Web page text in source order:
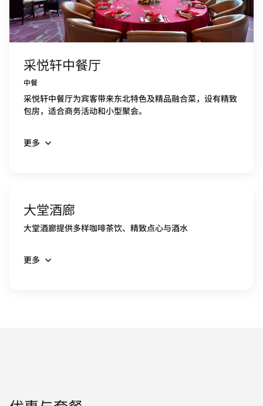
采悦轩中餐厅
中餐
采悦轩中餐厅为宾客带来东北特色及精品融合菜，设有精致
包房，适合商务活动和小型聚会。
更多
大堂酒廊
大堂酒廊提供多样咖啡茶饮、精致点心与酒水
更多